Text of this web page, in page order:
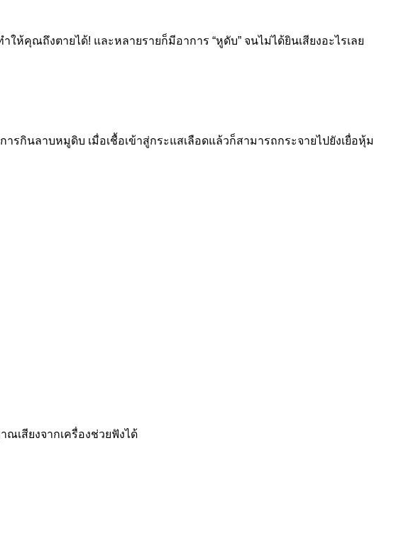
คุณถึงตายได้! และหลายรายก็มีอาการ “หูดับ” จนไม่ได้ยินเสียงอะไรเลย
รกินลาบหมูดิบ เมื่อเชื้อเข้าสู่กระแสเลือดแล้วก็สามารถกระจายไปยังเยื่อหุ้ม
เสียงจากเครื่องช่วยฟังได้